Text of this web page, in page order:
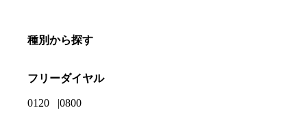
種別から探す
フリーダイヤル
0120 0800